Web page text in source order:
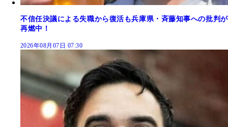
不信任決議による失職から復活も兵庫県・斉藤知事への批判が
再燃中！
2026年08月07日 07:30